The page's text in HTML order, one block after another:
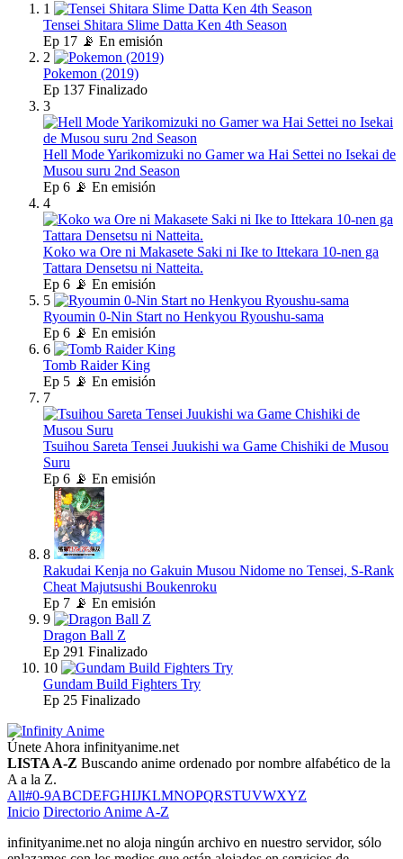
1
Tensei Shitara Slime Datta Ken 4th Season
Ep 17 📡 En emisión
2
Pokemon (2019)
Ep 137 Finalizado
3
Hell Mode Yarikomizuki no Gamer wa Hai Settei no Isekai de
Musou suru 2nd Season
Ep 6 📡 En emisión
4
Koko wa Ore ni Makasete Saki ni Ike to Ittekara 10-nen ga
Tattara Densetsu ni Natteita.
Ep 6 📡 En emisión
5
Ryoumin 0-Nin Start no Henkyou Ryoushu-sama
Ep 6 📡 En emisión
6
Tomb Raider King
Ep 5 📡 En emisión
7
Tsuihou Sareta Tensei Juukishi wa Game Chishiki de Musou
Suru
Ep 6 📡 En emisión
8
Rakudai Kenja no Gakuin Musou Nidome no Tensei, S-Rank
Cheat Majutsushi Boukenroku
Ep 7 📡 En emisión
9
Dragon Ball Z
Ep 291 Finalizado
10
Gundam Build Fighters Try
Ep 25 Finalizado
Únete Ahora infinityanime.net
LISTA A-Z Buscando anime ordenado por nombre alfabético de la
A a la Z.
All#0-9ABCDEFGHIJKLMNOPQRSTUVWXYZ
Inicio Directorio Anime A-Z
infinityanime.net no aloja ningún archivo en nuestro servidor, sólo